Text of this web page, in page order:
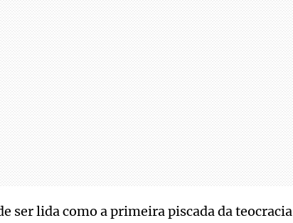
ser lida como a primeira piscada da teocracia